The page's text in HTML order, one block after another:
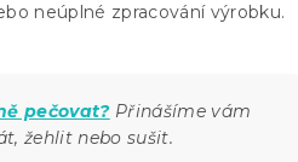
neúplné zpracování výrobku.
pečovat?Přinášíme vám
žehlit nebo sušit.